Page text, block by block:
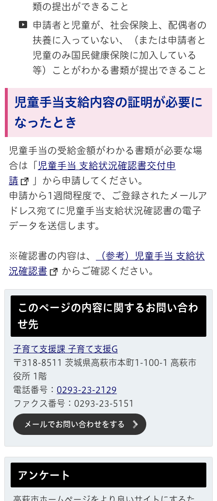
類の提出ができること
申請者と児童が、社会保険上、配偶者の
扶養に入っていない、（または申請者と
児童のみ国民健康保険に加入している
等）ことがわかる書類が提出できること
児童手当支給内容の証明が必要に
なったとき
児童手当の受給金額がわかる書類が必要な場
合は「
児童手当 支給状況確認書交付申
請
」から申請してください。
申請から1週間程度で、ご登録されたメールア
ドレス宛てに児童手当支給状況確認書の電子
データを送信します。
※確認書の内容は、
（参考）児童手当 支給状
況確認書
からご確認ください。
このページの内容に関するお問い合わ
せ先
子育て支援課 子育て支援G
〒318-8511 茨城県高萩市本町1-100-1 高萩市
役所 1階
電話番号： 0293-23-2129
ファクス番号：0293-23-5151
メールでお問い合わせをする
アンケート